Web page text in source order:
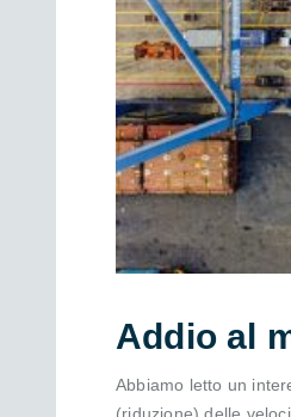
Addio al
Abbiamo letto un